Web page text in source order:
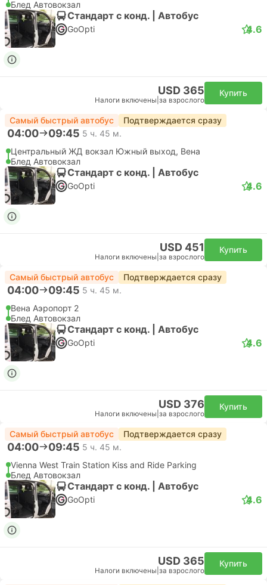
Блед Автовокзал
Стандарт с конд. | Автобус
GoOpti 4.6
USD 365
Налоги включены за взрослого
Купить
Самый быстрый автобус Подтверждается сразу
04:00 09:45 5 ч. 45 м.
Центральный ЖД вокзал Южный выход, Вена
Блед Автовокзал
Стандарт с конд. | Автобус
GoOpti 4.6
USD 451
Налоги включены за взрослого
Купить
Самый быстрый автобус Подтверждается сразу
04:00 09:45 5 ч. 45 м.
Вена Аэропорт 2
Блед Автовокзал
Стандарт с конд. | Автобус
GoOpti 4.6
USD 376
Налоги включены за взрослого
Купить
Самый быстрый автобус Подтверждается сразу
04:00 09:45 5 ч. 45 м.
Vienna West Train Station Kiss and Ride Parking
Блед Автовокзал
Стандарт с конд. | Автобус
GoOpti 4.6
USD 365
Налоги включены за взрослого
Купить